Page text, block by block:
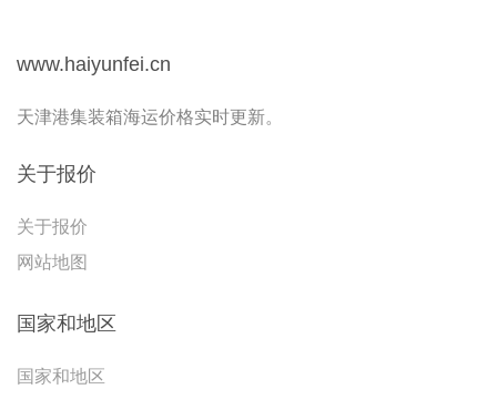
www.haiyunfei.cn
天津港集装箱海运价格实时更新。
关于报价
关于报价
网站地图
国家和地区
国家和地区